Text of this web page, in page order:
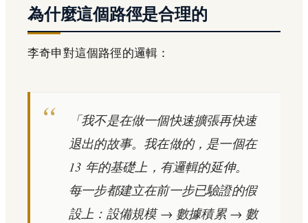
為什麼這個路徑是合理的
李奇申對這個路徑的邏輯：
「我不是在做一個快速擴張再快速
退出的故事。我在做的，是一個在
13 年的基礎上，有邏輯的延伸。
每一步都建立在前一步已驗證的假
設上：設備規模 → 數據積累 → 數